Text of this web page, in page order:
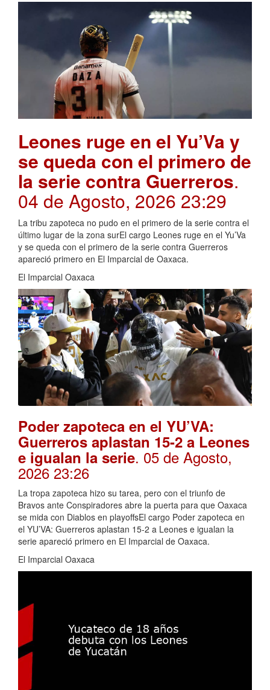
Leones ruge en el Yu’Va y
se queda con el primero de
la serie contra Guerreros.
04 de Agosto, 2026 23:29
La tribu zapoteca no pudo en el primero de la serie contra el
último lugar de la zona surEl cargo Leones ruge en el Yu’Va
y se queda con el primero de la serie contra Guerreros
apareció primero en El Imparcial de Oaxaca.
El Imparcial Oaxaca
Poder zapoteca en el YU’VA:
Guerreros aplastan 15-2 a Leones
e igualan la serie. 05 de Agosto,
2026 23:26
La tropa zapoteca hizo su tarea, pero con el triunfo de
Bravos ante Conspiradores abre la puerta para que Oaxaca
se mida con Diablos en playoffsEl cargo Poder zapoteca en
el YU’VA: Guerreros aplastan 15-2 a Leones e igualan la
serie apareció primero en El Imparcial de Oaxaca.
El Imparcial Oaxaca